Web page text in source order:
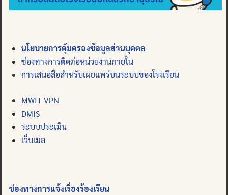
นโยบายการคุ้มครองข้อมูลส่วนบุคคล
ช่องทางการติดต่อหน่วยงานภายใน
การเสนอสื่อสำหรับเผยแพร่บนระบบของโรงเรียน
MWIT VPN
DMIS
ระบบประเมิน
เว็บเมล
ช่องทางการแจ้งเรื่องร้องเรียน